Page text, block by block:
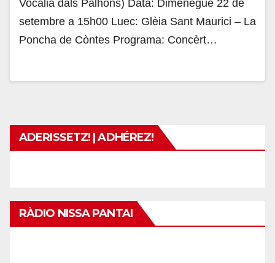
Vocàlia dals Palhons) Data: Diménegue 22 de
setembre a 15h00 Luec: Glèia Sant Maurici – La
Poncha de Còntes Programa: Concèrt…
ADERISSETZ! | ADHÉREZ!
RÀDIO NISSA PANTAI